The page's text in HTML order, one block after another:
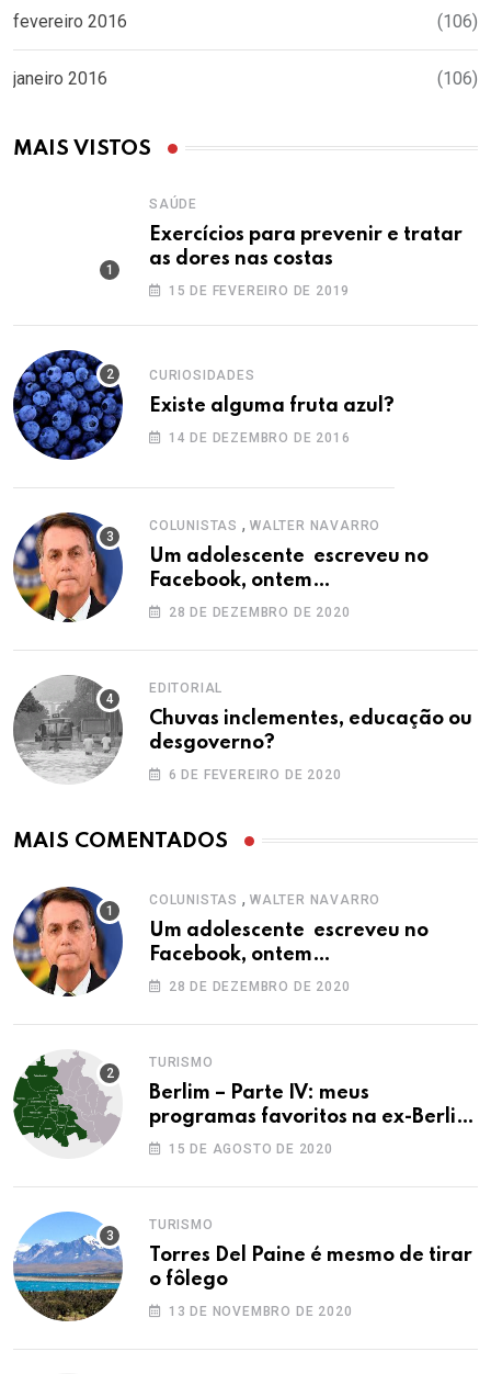
fevereiro 2016 (106)
janeiro 2016 (106)
MAIS VISTOS
SAÚDE
Exercícios para prevenir e tratar
as dores nas costas
15 DE FEVEREIRO DE 2019
CURIOSIDADES
Existe alguma fruta azul?
14 DE DEZEMBRO DE 2016
COLUNISTAS , WALTER NAVARRO
Um adolescente escreveu no
Facebook, ontem…
28 DE DEZEMBRO DE 2020
EDITORIAL
Chuvas inclementes, educação ou
desgoverno?
6 DE FEVEREIRO DE 2020
MAIS COMENTADOS
COLUNISTAS , WALTER NAVARRO
Um adolescente escreveu no
Facebook, ontem…
28 DE DEZEMBRO DE 2020
TURISMO
Berlim – Parte IV: meus
programas favoritos na ex-Berlim
Ocidental
15 DE AGOSTO DE 2020
TURISMO
Torres Del Paine é mesmo de tirar
o fôlego
13 DE NOVEMBRO DE 2020